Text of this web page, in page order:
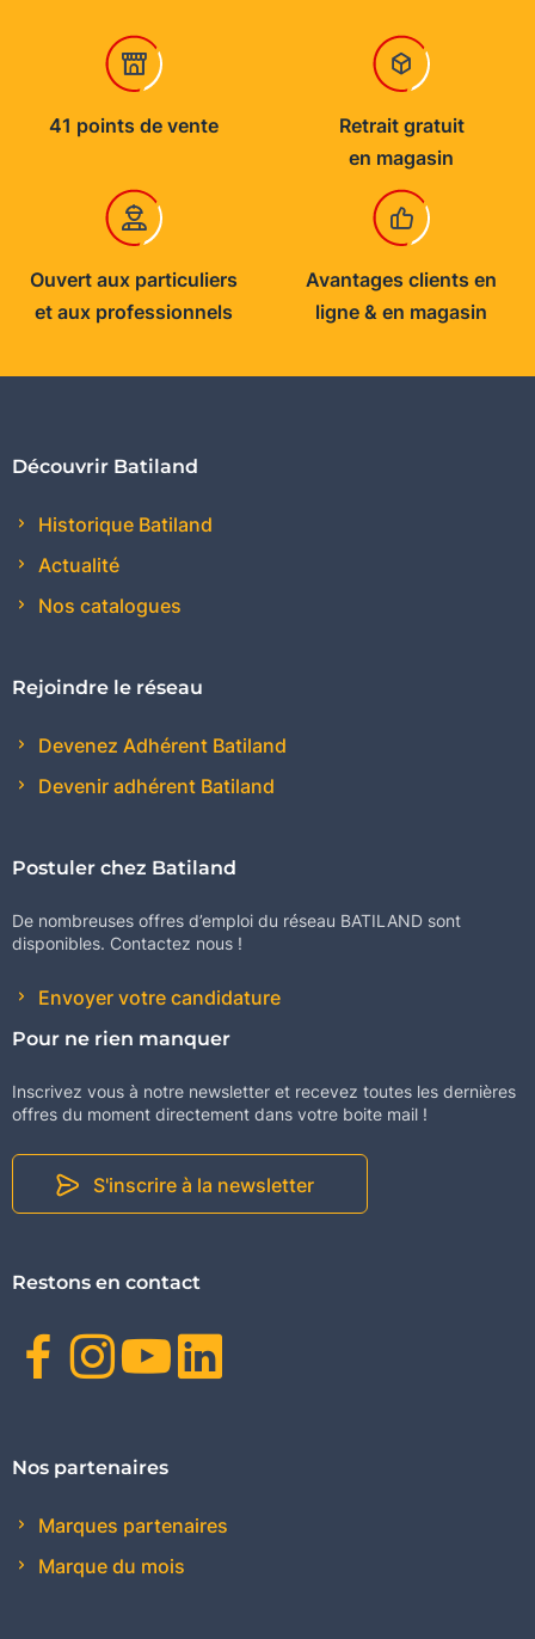
41 points de vente
Retrait gratuit
en magasin
Ouvert aux particuliers
et aux professionnels
Avantages clients en
ligne & en magasin
Découvrir Batiland
Historique Batiland
Actualité
Nos catalogues
Rejoindre le réseau
Devenez Adhérent Batiland
Devenir adhérent Batiland
Postuler chez Batiland
De nombreuses offres d’emploi du réseau BATILAND sont
disponibles. Contactez nous !
Envoyer votre candidature
Pour ne rien manquer
Inscrivez vous à notre newsletter et recevez toutes les dernières
offres du moment directement dans votre boite mail !
S'inscrire à la newsletter
Restons en contact
Facebook
Instagram
Youtube
Nos partenaires
Marques partenaires
Marque du mois